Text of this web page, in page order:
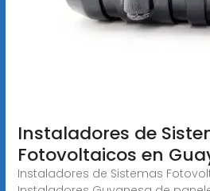
Instaladores de
Fotovoltaicos en
Instaladores de Sistemas